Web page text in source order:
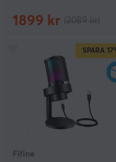
1899 kr
SPARA
Fifine